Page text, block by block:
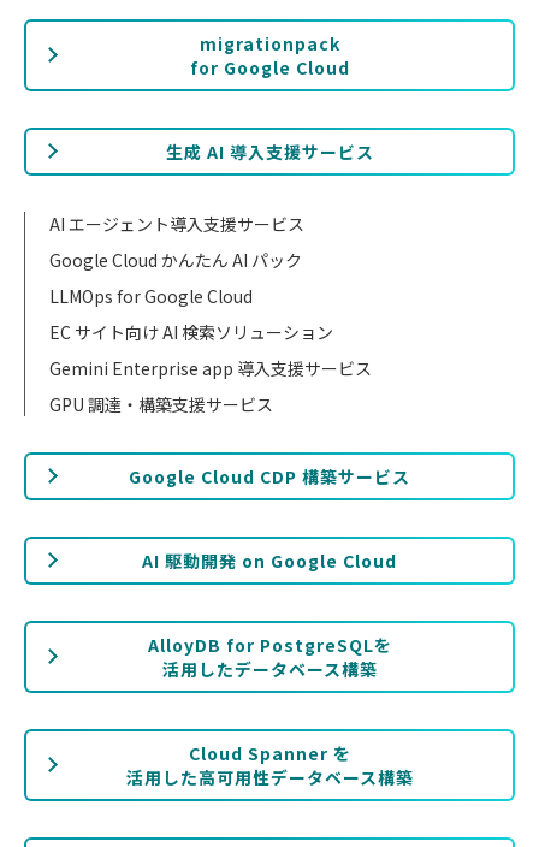
migrationpack
for Google Cloud
生成 AI 導入支援サービス
AI エージェント導入支援サービス
Google Cloud かんたん AI パック
LLMOps for Google Cloud
EC サイト向け AI 検索ソリューション
Gemini Enterprise app 導入支援サービス
GPU 調達・構築支援サービス
Google Cloud CDP 構築サービス
AI 駆動開発 on Google Cloud
AlloyDB for PostgreSQLを
活用したデータベース構築
Cloud Spanner を
活用した高可用性データベース構築